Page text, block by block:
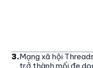
3.Mạng xã hội
trở thành mối đe